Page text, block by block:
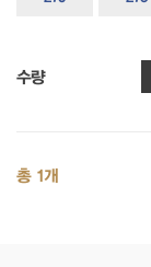
수량
총 1개